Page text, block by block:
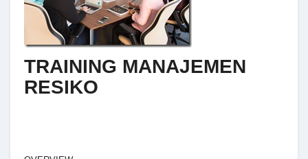
TRAINING MANAJEMEN
RESIKO